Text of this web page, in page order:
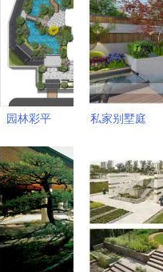
园林彩平
计之美与初
学指南
私家别墅庭
打造诗意栖
居的园林案
例解析